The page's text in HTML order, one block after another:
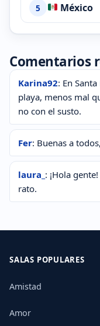
5 México
Comentarios
Karina92: En
playa, menos mal
no con el susto.
Fer: Buenas a
laura_ : ¡Hola
rato.
SALAS POPULARES
Amistad
Amor